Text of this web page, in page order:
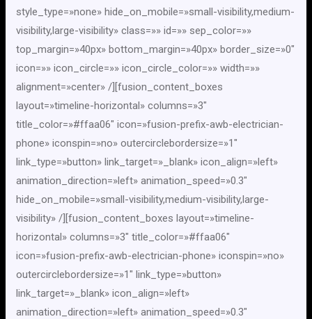
style_type=»none» hide_on_mobile=»small-visibility,medium-
visibility,large-visibility» class=»» id=»» sep_color=»»
top_margin=»40px» bottom_margin=»40px» border_size=»0″
icon=»» icon_circle=»» icon_circle_color=»» width=»»
alignment=»center» /][fusion_content_boxes
layout=»timeline-horizontal» columns=»3″
title_color=»#ffaa06″ icon=»fusion-prefix-awb-electrician-
phone» iconspin=»no» outercirclebordersize=»1″
link_type=»button» link_target=»_blank» icon_align=»left»
animation_direction=»left» animation_speed=»0.3″
hide_on_mobile=»small-visibility,medium-visibility,large-
visibility» /][fusion_content_boxes layout=»timeline-
horizontal» columns=»3″ title_color=»#ffaa06″
icon=»fusion-prefix-awb-electrician-phone» iconspin=»no»
outercirclebordersize=»1″ link_type=»button»
link_target=»_blank» icon_align=»left»
animation_direction=»left» animation_speed=»0.3″